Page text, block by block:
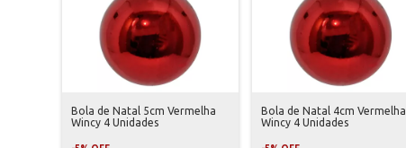
Bola de Natal 5cm Vermelha
Wincy 4 Unidades
Bola de Natal 4cm Vermelha
Wincy 4 Unidades